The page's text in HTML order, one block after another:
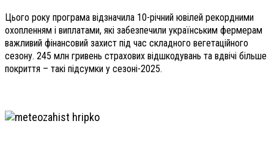
Цього року програма відзначила 10-річний ювілей рекордними
охопленням і виплатами, які забезпечили українським фермерам
важливий фінансовий захист під час складного вегетаційного
сезону. 245 млн гривень страхових відшкодувань та вдвічі більше
покриття – такі підсумки у сезоні-2025.